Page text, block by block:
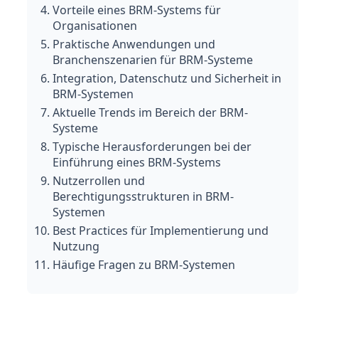
Vorteile eines BRM-Systems für
Organisationen
Praktische Anwendungen und
Branchenszenarien für BRM-Systeme
Integration, Datenschutz und Sicherheit in
BRM-Systemen
Aktuelle Trends im Bereich der BRM-
Systeme
Typische Herausforderungen bei der
Einführung eines BRM-Systems
Nutzerrollen und
Berechtigungsstrukturen in BRM-
Systemen
Best Practices für Implementierung und
Nutzung
Häufige Fragen zu BRM-Systemen